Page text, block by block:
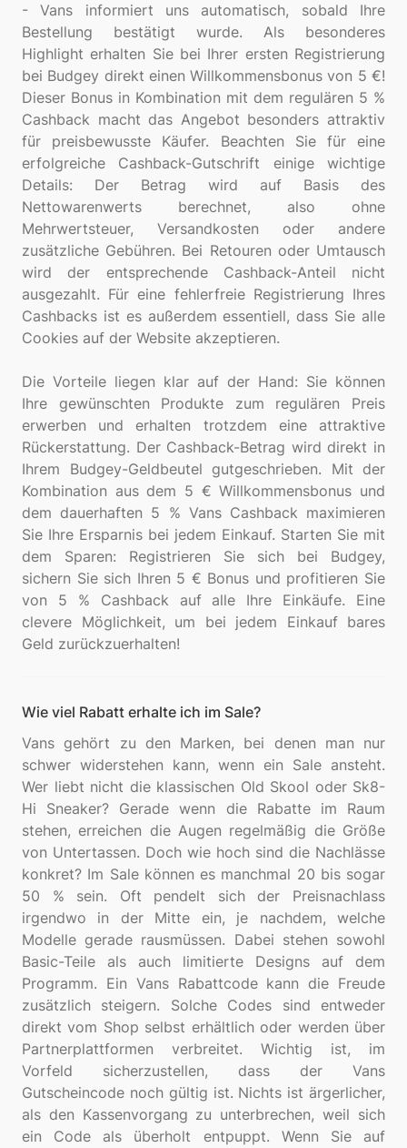
- Vans informiert uns automatisch, sobald Ihre
Bestellung bestätigt wurde. Als besonderes
Highlight erhalten Sie bei Ihrer ersten Registrierung
bei Budgey direkt einen Willkommensbonus von 5 €!
Dieser Bonus in Kombination mit dem regulären 5 %
Cashback macht das Angebot besonders attraktiv
für preisbewusste Käufer. Beachten Sie für eine
erfolgreiche Cashback-Gutschrift einige wichtige
Details: Der Betrag wird auf Basis des
Nettowarenwerts berechnet, also ohne
Mehrwertsteuer, Versandkosten oder andere
zusätzliche Gebühren. Bei Retouren oder Umtausch
wird der entsprechende Cashback-Anteil nicht
ausgezahlt. Für eine fehlerfreie Registrierung Ihres
Cashbacks ist es außerdem essentiell, dass Sie alle
Cookies auf der Website akzeptieren.
Die Vorteile liegen klar auf der Hand: Sie können
Ihre gewünschten Produkte zum regulären Preis
erwerben und erhalten trotzdem eine attraktive
Rückerstattung. Der Cashback-Betrag wird direkt in
Ihrem Budgey-Geldbeutel gutgeschrieben. Mit der
Kombination aus dem 5 € Willkommensbonus und
dem dauerhaften 5 % Vans Cashback maximieren
Sie Ihre Ersparnis bei jedem Einkauf. Starten Sie mit
dem Sparen: Registrieren Sie sich bei Budgey,
sichern Sie sich Ihren 5 € Bonus und profitieren Sie
von 5 % Cashback auf alle Ihre Einkäufe. Eine
clevere Möglichkeit, um bei jedem Einkauf bares
Wie viel Rabatt erhalte ich im Sale?
Vans gehört zu den Marken, bei denen man nur
schwer widerstehen kann, wenn ein Sale ansteht.
Wer liebt nicht die klassischen Old Skool oder Sk8-
Hi Sneaker? Gerade wenn die Rabatte im Raum
stehen, erreichen die Augen regelmäßig die Größe
von Untertassen. Doch wie hoch sind die Nachlässe
konkret? Im Sale können es manchmal 20 bis sogar
50 % sein. Oft pendelt sich der Preisnachlass
irgendwo in der Mitte ein, je nachdem, welche
Modelle gerade rausmüssen. Dabei stehen sowohl
Basic-Teile als auch limitierte Designs auf dem
Programm. Ein Vans Rabattcode kann die Freude
zusätzlich steigern. Solche Codes sind entweder
direkt vom Shop selbst erhältlich oder werden über
Partnerplattformen verbreitet. Wichtig ist, im
Vorfeld sicherzustellen, dass der Vans
Gutscheincode noch gültig ist. Nichts ist ärgerlicher,
als den Kassenvorgang zu unterbrechen, weil sich
ein Code als überholt entpuppt. Wenn Sie auf